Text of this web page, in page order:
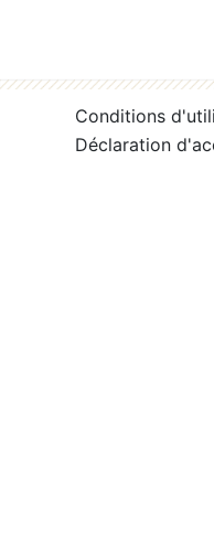
Conditions
Déclaration